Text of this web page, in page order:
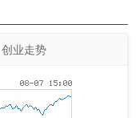
创业走势